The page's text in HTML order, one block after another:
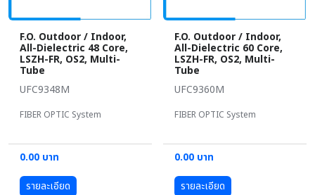
F.O. Outdoor / Indoor,
All-Dielectric 48 Core,
LSZH-FR, OS2, Multi-
Tube
UFC9348M
FIBER OPTIC System
0.00 บาท
รายละเอียด
F.O. Outdoor / Indoor,
All-Dielectric 60 Core,
LSZH-FR, OS2, Multi-
Tube
UFC9360M
FIBER OPTIC System
0.00 บาท
รายละเอียด